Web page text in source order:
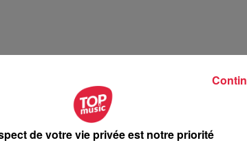
de votre vie privée est notre priorité